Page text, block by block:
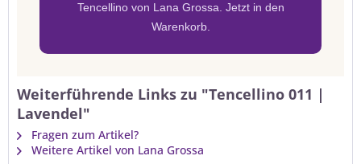
Tencellino von Lana Grossa. Jetzt in den
Warenkorb.
Weiterführende Links zu "Tencellino 011 |
Lavendel"
Fragen zum Artikel?
Weitere Artikel von Lana Grossa